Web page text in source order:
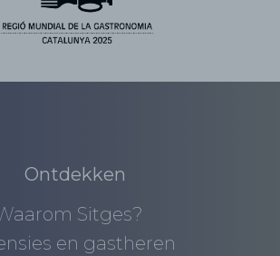
Ontdekken
Sitges?
en gastheren